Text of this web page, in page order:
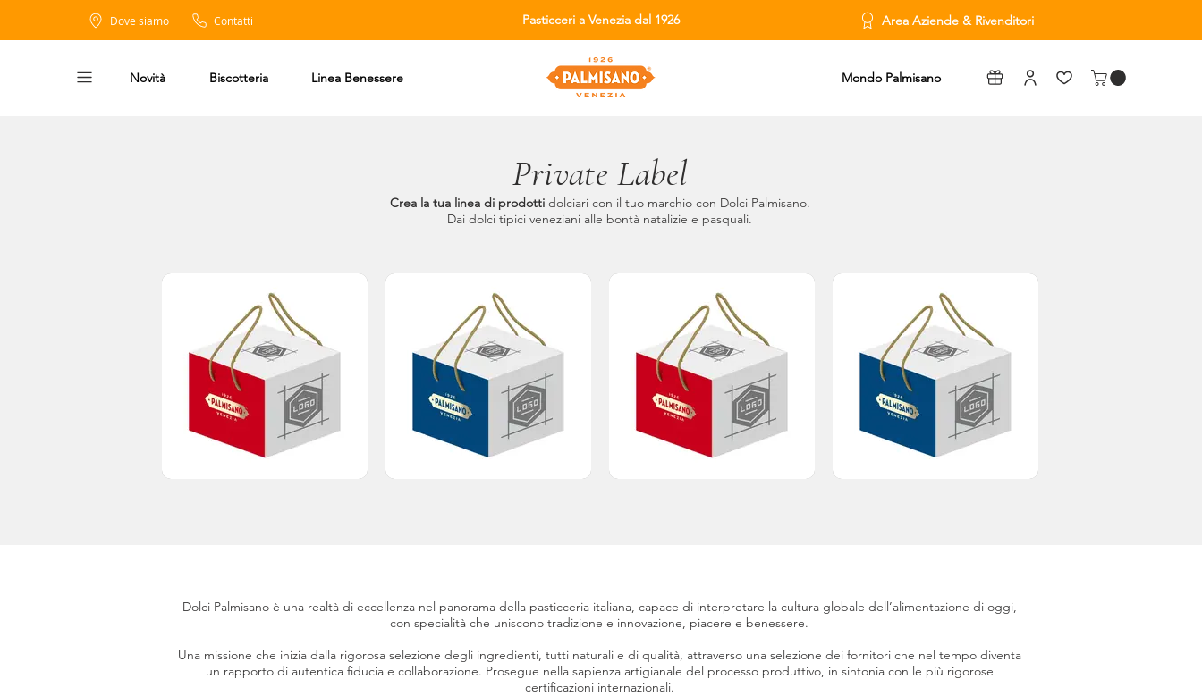
Dove siamo Contatti Pasticceri a Venezia dal 1926 Area Aziende & Rivenditori
Novità Biscotteria Linea Benessere Mondo Palmisano
Private Label
Crea la tua linea di prodotti dolciari con il tuo marchio con Dolci Palmisano.
Dai dolci tipici veneziani alle bontà natalizie e pasquali.
Dolci Palmisano è una realtà di eccellenza nel panorama della pasticceria italiana, capace di interpretare la cultura globale dell’alimentazione di oggi,
con specialità che uniscono tradizione e innovazione, piacere e benessere.
Una missione che inizia dalla rigorosa selezione degli ingredienti, tutti naturali e di qualità, attraverso una selezione dei fornitori che nel tempo diventa
un rapporto di autentica fiducia e collaborazione. Prosegue nella sapienza artigianale del processo produttivo, in sintonia con le più rigorose
certificazioni internazionali.